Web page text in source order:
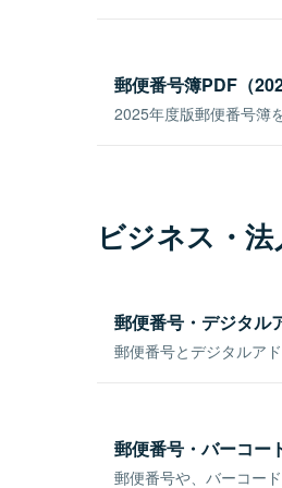
郵便番号簿PDF（
2025年度版郵便番号簿
ビジネス・
郵便番号・デジタル
郵便番号とデジタルア
郵便番号・バーコー
郵便番号や、バーコー